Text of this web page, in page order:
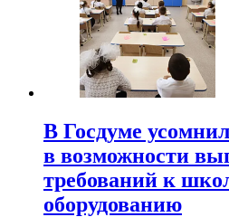
В Госдуме
в возможности
требований к
оборудованию